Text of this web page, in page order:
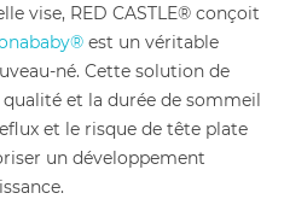
vise, RED CASTLE® conçoit
est un véritable
né. Cette solution de
et la durée de sommeil
et le risque de tête plate
un développement